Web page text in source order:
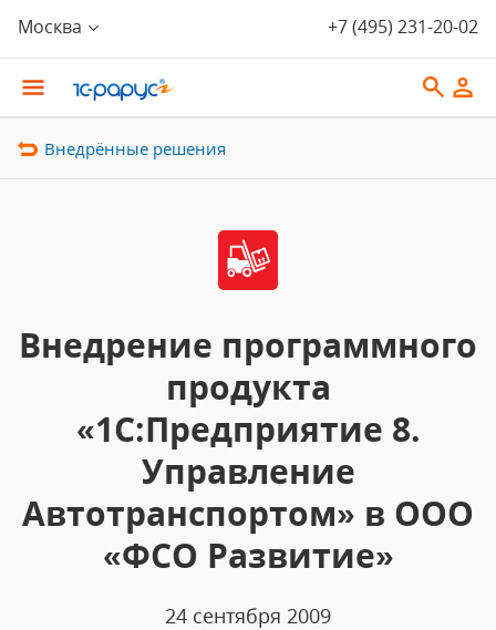
Москва +7 (495) 231-20-02
Внедрённые решения
Внедрение программного
продукта
«1С:Предприятие 8.
Управление
Автотранспортом» в ООО
«ФСО Развитие»
24 сентября 2009